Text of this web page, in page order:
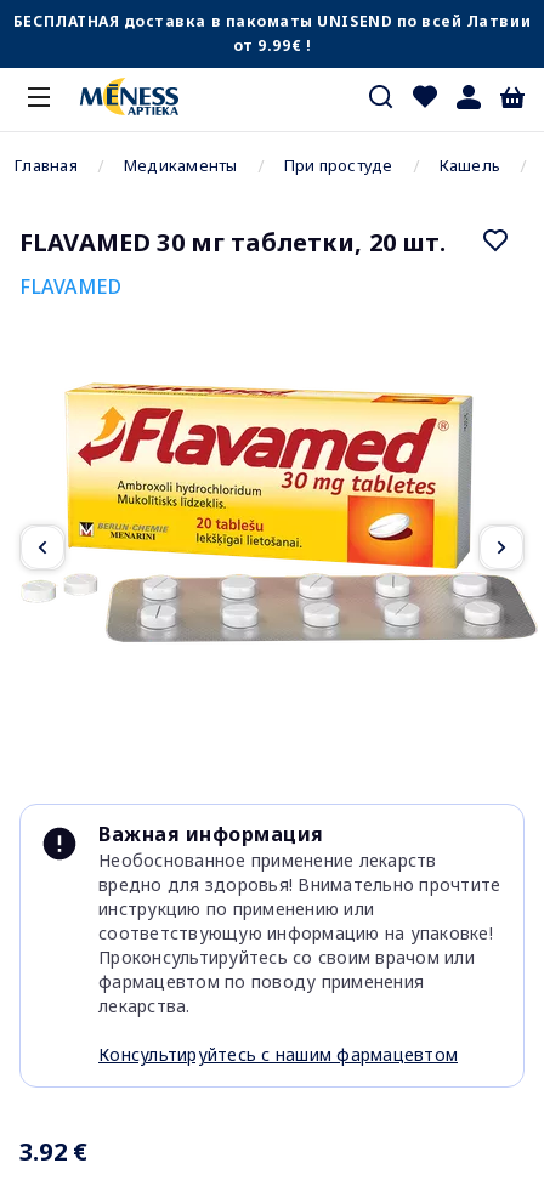
БЕСПЛАТНАЯ доставка в пакоматы UNISEND по всей Латвии
от 9.99€ !
Главная Медикаменты При простуде Кашель
FLAVAMED 30 мг таблетки, 20 шт.
FLAVAMED
Важная информация
Необоснованное применение лекарств
вредно для здоровья! Внимательно прочтите
инструкцию по применению или
соответствующую информацию на упаковке!
Проконсультируйтесь со своим врачом или
фармацевтом по поводу применения
лекарства.
Консультируйтесь с нашим фармацевтом
3.92 €